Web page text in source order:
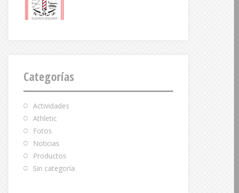
Categorías
Actividades
Athletic
Fotos
Noticias
Productos
Sin categoría